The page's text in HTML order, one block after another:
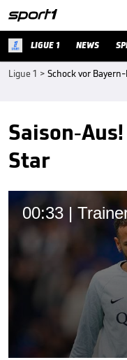
LIGUE 1 NEWS
Ligue 1 > Schock vor
Saison-
Star